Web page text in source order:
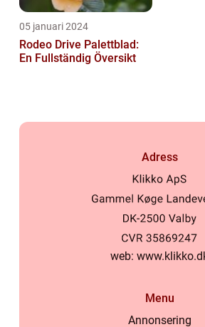
05 januari 2024
Rodeo Drive Palettblad:
En Fullständig Översikt
Adress
web:
Menu
Annonsering